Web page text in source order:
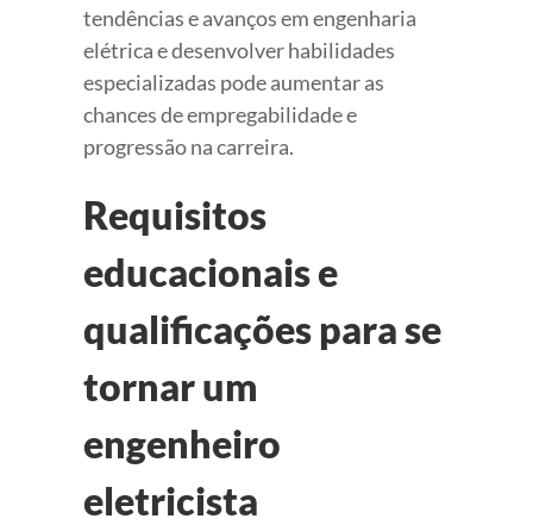
tendências e avanços em engenharia
elétrica e desenvolver habilidades
especializadas pode aumentar as
chances de empregabilidade e
progressão na carreira.
Requisitos
educacionais e
qualificações para se
tornar um
engenheiro
eletricista